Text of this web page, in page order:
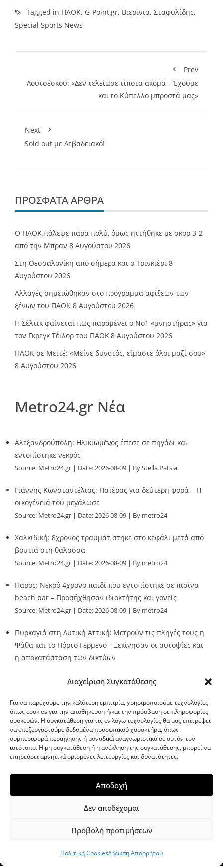
Διαχείριση Συγκατάθεσης
Για να παρέχουμε την καλύτερη εμπειρία, χρησιμοποιούμε τεχνολογίες
όπως cookies για την αποθήκευση ή/και την πρόσβαση σε πληροφορίες
συσκευών. Η συγκατάθεση για τις εν λόγω τεχνολογίες θα μας επιτρέψει
να επεξεργαστούμε δεδομένα προσωπικού χαρακτήρα, όπως
συμπεριφορά περιήγησης ή μοναδικά αναγνωριστικά σε αυτόν τον
ιστότοπο. Η μη συγκατάθεση ή η ανάκληση της συγκατάθεσης, μπορεί να
επηρεάσει αρνητικά ορισμένες λειτουργίες και δυνατότητες.
Αποδοχή
Δεν αποδέχομαι
Προβολή προτιμήσεων
Πολιτική CookiesΔήλωση Απορρήτου
Tagged in ΠΑΟΚ, G-Point.gr, Βιερϊνια, Σταφυλίδης,
Special Sports News
Prev
Λουτσέσκου: «Δεν τελείωσε τίποτα ακόμα – Έχουμε
και το Κύπελλο μπροστά μας»
Next
Sold out με Λεβαδειακό!
ΠΡΌΣΦΑΤΑ ΆΡΘΡΑ
Ο ΠΑΟΚ πάλεψε πάρα πολύ, όμως ηττήθηκε με σκορ 3-2
από την Μπραν 8 Αυγούστου 2026
Στη Θεσσαλονίκη από σήμερα και ο Τρινκιέρι 8
Αυγούστου 2026
Αλλαγές σημειώθηκαν στο πρόγραμμα αφίξεων των
ξένων του ΠΑΟΚ 8 Αυγούστου 2026
Η Σέλτικ φαίνεται πως παραμένει ο Νο1 «μνηστήρας» για
τον Γκρεγκ Τέιλορ του ΠΑΟΚ 8 Αυγούστου 2026
ΠΑΟΚ σε Μεϊτέ: «Μείνε δυνατός, είμαστε όλοι μαζί σου»
8 Αυγούστου 2026
Metro24.gr Νέα
Αλεξανδρούπολη: Ηλικιωμένος έπεσε σε πηγάδι και
εντοπίστηκε νεκρός
Source: Metro24.gr Date: 2026-08-09 By Stella Patsia
Γιάννης Κωνσταντέλιας: Πατέρας για δεύτερη φορά – Η
οικογένειά του μεγάλωσε
Source: Metro24.gr Date: 2026-08-09 By metro24
Χαλκιδική: 8χρονος τραυματίστηκε στο κεφάλι μετά από
βουτιά στη θάλασσα
Source: Metro24.gr Date: 2026-08-09 By metro24
Πάρος: Νεκρό 4χρονο παιδί που εντοπίστηκε σε πισίνα
beach bar – Προσήχθησαν ιδιοκτήτης και γονείς
Source: Metro24.gr Date: 2026-08-09 By metro24
Πυρκαγιά στη Δυτική Αττική: Μετρούν τις πληγές τους η
Ψάθα και το Πόρτο Γερμενό – Ξεκίνησαν οι αυτοψίες και
η αποκατάσταση των δικτύων
G-point.gr
WordPress Theme|Viral Newsby HashThemes